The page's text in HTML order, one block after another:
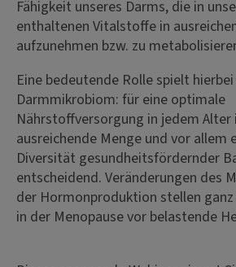
Fähigkeit unseres Darms, die in
enthaltenen Vitalstoffe in
aufzunehmen bzw. zu
Eine bedeutende Rolle spielt
Darmmikrobiom: für eine optimale
Nährstoffversorgung in jedem Alter
ausreichende Menge und vor allem
Diversität gesundheitsfördernder
entscheidend. Veränderungen des
der Hormonproduktion stellen ganz
in der Menopause vor belastende